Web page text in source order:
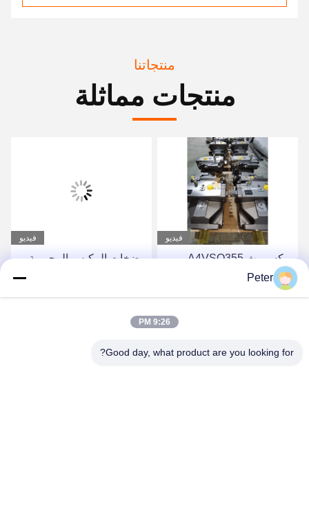
منتجاتنا
منتجات مماثلة
فيديو
ريكسروث A4VSO355
مضخة المكبس مجموعة
دوارة مضخة هيدروليكية من
فيديو
مضخات المكبس المحورية
A4FO125_30R-
Peter
9:26 PM
Good day, what product are you looking for?